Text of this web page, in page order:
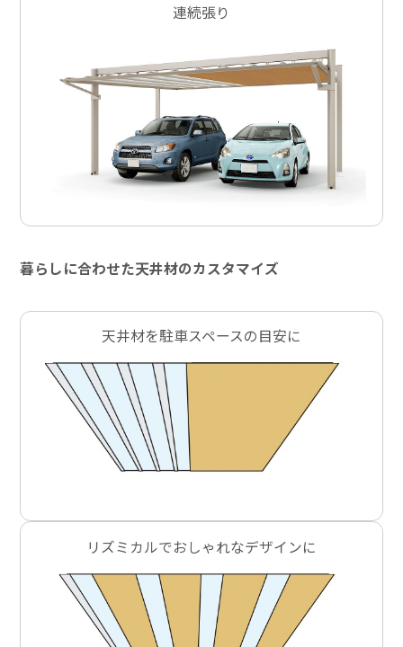
連続張り
暮らしに合わせた天井材のカスタマイズ
天井材を駐車スペースの目安に
リズミカルでおしゃれなデザインに